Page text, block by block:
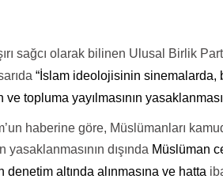
sağcı olarak bilinen Ulusal Birlik
“İslam ideolojisinin sinemalarda,
ve topluma yayılmasının
haberine göre, Müslümanları
yasaklanmasının dışında Müslüman
denetim altında alınmasına ve hatta